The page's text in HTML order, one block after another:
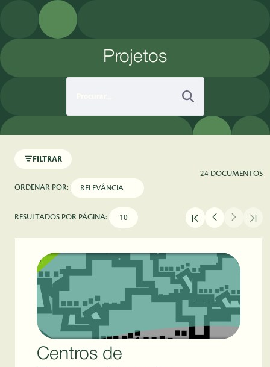
Pular para o Conteúdo principal
Projetos
FILTRAR
24 DOCUMENTOS
ORDENAR POR:
RESULTADOS POR PÁGINA:
Centros de